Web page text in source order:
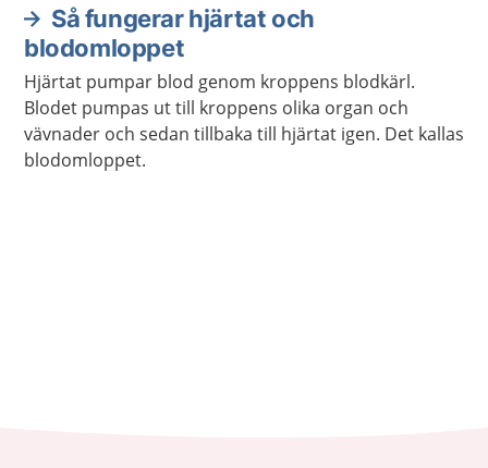
Så fungerar hjärtat och
blodomloppet
Hjärtat pumpar blod genom kroppens blodkärl.
Blodet pumpas ut till kroppens olika organ och
vävnader och sedan tillbaka till hjärtat igen. Det kallas
blodomloppet.